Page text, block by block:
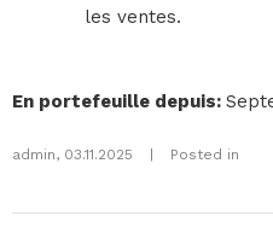
les ventes.
En portefeuille depuis:
admin, 03.11.2025 Posted in